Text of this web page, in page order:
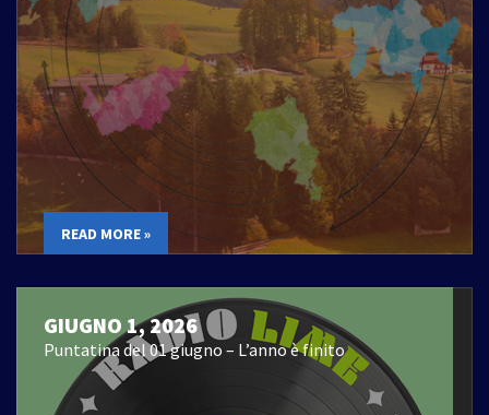
READ MORE »
GIUGNO 1, 2026
Puntatina del 01 giugno – L’anno è finito